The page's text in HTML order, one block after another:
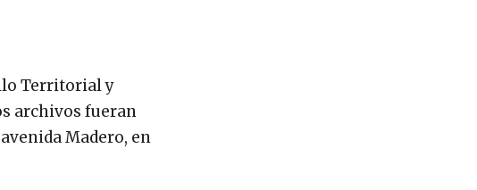
Territorial y
archivos fueran
Madero, en